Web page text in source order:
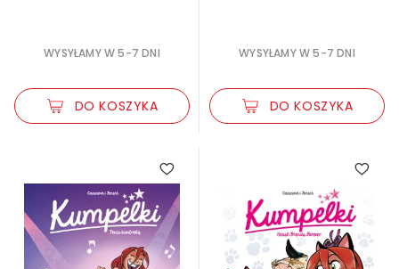
WYSYŁAMY W 5-7 DNI
DO KOSZYKA
WYSYŁAMY W 5-7 DNI
DO KOSZYKA